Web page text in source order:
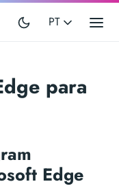
PT
para
Edge